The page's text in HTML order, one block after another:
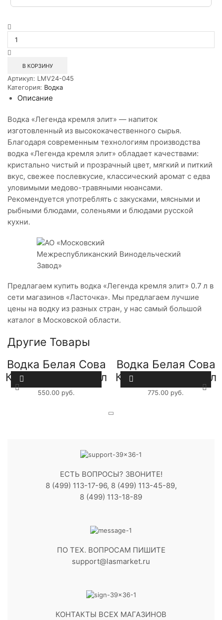
товара
Водка
Кремля
0.7л
В КОРЗИНУ
Артикул: LMV24-045
Категория: Водка
Описание
Водка «Легенда кремля элит» — напиток
изготовленный из высококачественного сырья.
Благодаря современным технологиям производства
водка «Легенда кремля элит» обладает качествами:
кристально чистый и прозрачный цвет, мягкий и питкий
вкус, свежее послевкусие, классический аромат с едва
уловимыми медово-травяными нюансами.
Рекомендуется употреблять с закусками, мясными и
рыбными блюдами, соленьями и блюдами русской
кухни.
Предлагаем купить водка «Легенда кремля элит» 0.7 л в
сети магазинов «Ласточка». Мы предлагаем лучшие
цены на водку из разных стран, у нас самый большой
каталог в Московской области.
Другие Товары
Водка Белая Сова
Классическая 0,5л
550.00 руб.
Водка Белая Сова
Классическая 0,7л
775.00 руб.
ЕСТЬ ВОПРОСЫ? ЗВОНИТЕ!
8 (499) 113-17-96, 8 (499) 113-45-89,
8 (499) 113-18-89
ПО ТЕХ. ВОПРОСАМ ПИШИТЕ
support@lasmarket.ru
КОНТАКТЫ ВСЕХ МАГАЗИНОВ